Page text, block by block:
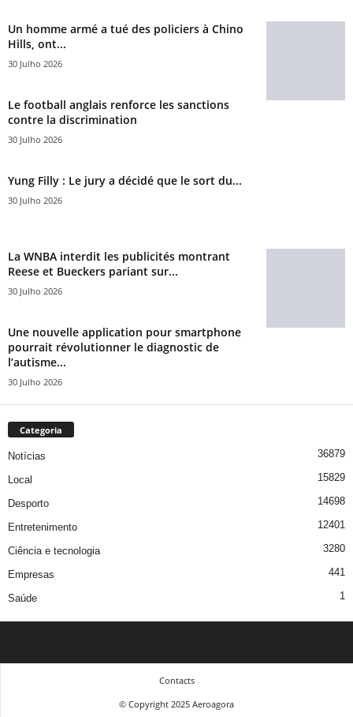
Un homme armé a tué des policiers à Chino
Hills, ont...
30 Julho 2026
Le football anglais renforce les sanctions
contre la discrimination
30 Julho 2026
Yung Filly : Le jury a décidé que le sort du...
30 Julho 2026
La WNBA interdit les publicités montrant
Reese et Bueckers pariant sur...
30 Julho 2026
Une nouvelle application pour smartphone
pourrait révolutionner le diagnostic de
l’autisme...
30 Julho 2026
Categoria
Notícias 36879
Local 15829
Desporto 14698
Entretenimento 12401
Ciência e tecnologia 3280
Empresas 441
Saúde 1
Contacts
© Copyright 2025 Aeroagora